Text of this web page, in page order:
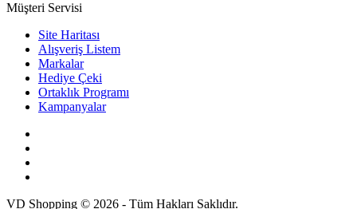
Müşteri Servisi
Site Haritası
Alışveriş Listem
Markalar
Hediye Çeki
Ortaklık Programı
Kampanyalar
VD Shopping © 2026 - Tüm Hakları Saklıdır.